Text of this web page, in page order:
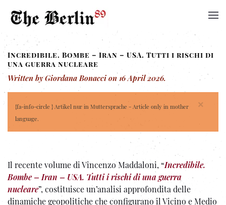
Incredibile. Bombe – Iran – USA. Tutti i rischi di
una guerra nucleare
Written by Giordana Bonacci on 16 April 2026.
×
{fa-info-circle } Artikel nur in Muttersprache - Article only in mother
language.
Il recente volume di Vincenzo Maddaloni, “Incredibile.
Bombe – Iran – USA. Tutti i rischi di una guerra
nucleare”, costituisce un’analisi approfondita delle
dinamiche geopolitiche che configurano il Vicino e Medio